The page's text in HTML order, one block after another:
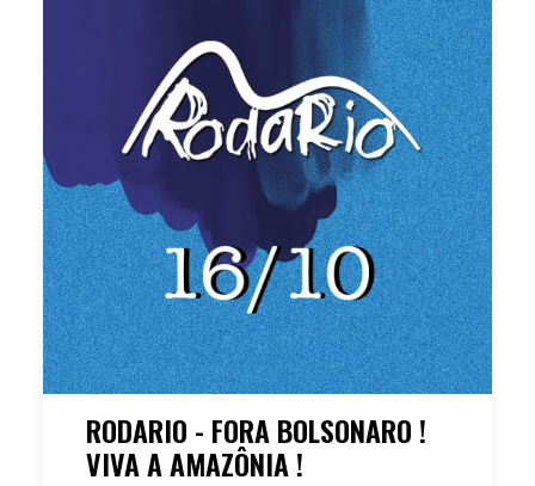
RODARIO - FORA BOLSONARO !
VIVA A AMAZÔNIA !